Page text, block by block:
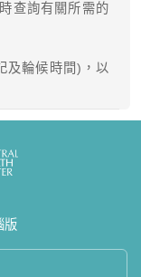
查詢有關所需的
及輪候時間)，以
版